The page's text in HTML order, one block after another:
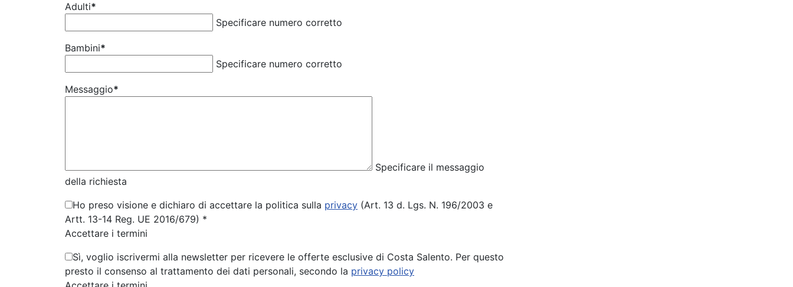
Adulti*
Specificare numero corretto
Bambini*
Specificare numero corretto
Messaggio*
Specificare il messaggio
della richiesta
Ho preso visione e dichiaro di accettare la politica sulla privacy (Art. 13 d. Lgs. N. 196/2003 e
Artt. 13-14 Reg. UE 2016/679) *
Accettare i termini
Sì, voglio iscrivermi alla newsletter per ricevere le offerte esclusive di Costa Salento. Per questo
presto il consenso al trattamento dei dati personali, secondo la privacy policy